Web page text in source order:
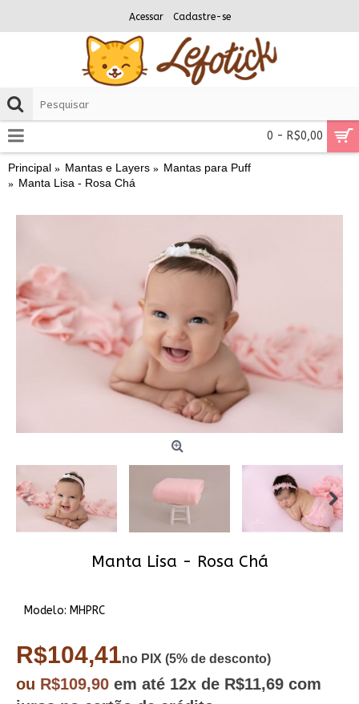
Acessar Cadastre-se
0 - R$0,00
Principal Mantas e Layers
Mantas para Puff
Manta Lisa - Rosa Chá
Manta Lisa - Rosa Chá
Modelo: MHPRC
R$104,41no PIX (5% de desconto)
ou R$109,90 em até 12x de R$11,69 com